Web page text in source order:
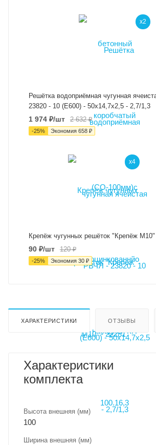
x2
Решётка водоприёмная чугунная
23820 - 10 (Е600) - 50х14,7х2,5 - 2,7/1,3
1 974₽/шт 2 632₽
-25% Экономия 658₽
x4
Крепёж чугунных решёток "Крепёж М10"
90₽/шт 120₽
-25% Экономия 30₽
ХАРАКТЕРИСТИКИ ОТЗЫВЫ
Характеристики
комплекта
Высота внешняя (мм)
100
Ширина внешняя (мм)